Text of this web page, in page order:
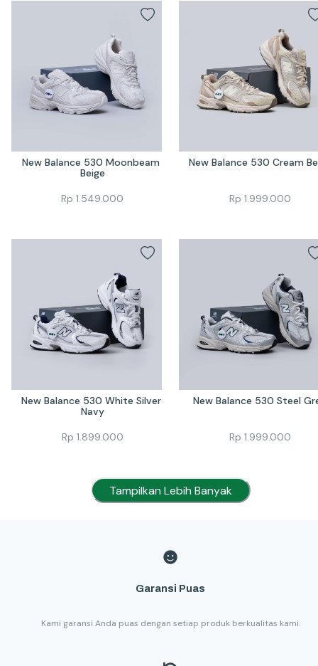
New Balance 530 Moonbeam
Beige
Rp 1.549.000
New Balance 530 Cream
Rp 1.999.000
New Balance 530 White Silver
Navy
Rp 1.899.000
New Balance 530 Steel
Rp 1.999.000
Tampilkan Lebih Banyak
Garansi Puas
Kami garansi Anda puas dengan setiap produk berkualitas kami.